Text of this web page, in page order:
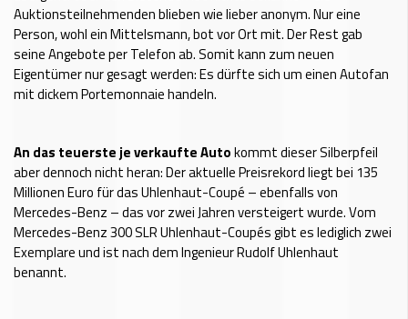
Auktionsteilnehmenden blieben wie lieber anonym. Nur eine
Person, wohl ein Mittelsmann, bot vor Ort mit. Der Rest gab
seine Angebote per Telefon ab. Somit kann zum neuen
Eigentümer nur gesagt werden: Es dürfte sich um einen Autofan
mit dickem Portemonnaie handeln.
An das teuerste je verkaufte Autokommt dieser Silberpfeil
aber dennoch nicht heran: Der aktuelle Preisrekord liegt bei 135
Millionen Euro für das Uhlenhaut-Coupé – ebenfalls von
Mercedes-Benz – das vor zwei Jahren versteigert wurde. Vom
Mercedes-Benz 300 SLR Uhlenhaut-Coupés gibt es lediglich zwei
Exemplare und ist nach dem Ingenieur Rudolf Uhlenhaut
benannt.